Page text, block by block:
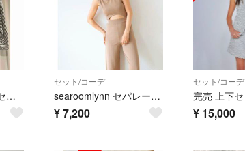
searoomlyn シャツセットアップ
セット/コーデ
searoomlynn セパレートセットアップ
¥7,200
セット/コーデ
¥ 15,000